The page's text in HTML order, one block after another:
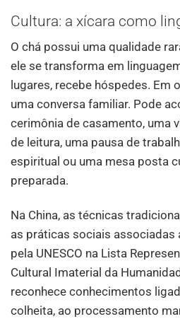
Cultura: a xícara como
O chá possui uma qualidade
ele se transforma em
lugares, recebe hóspedes. Em
uma conversa familiar. Pode
cerimônia de casamento, uma
de leitura, uma pausa de
espiritual ou uma mesa posta
preparada.
Na China, as técnicas
as práticas sociais associadas
pela UNESCO na Lista
Cultural Imaterial da
reconhece conhecimentos
colheita, ao processamento